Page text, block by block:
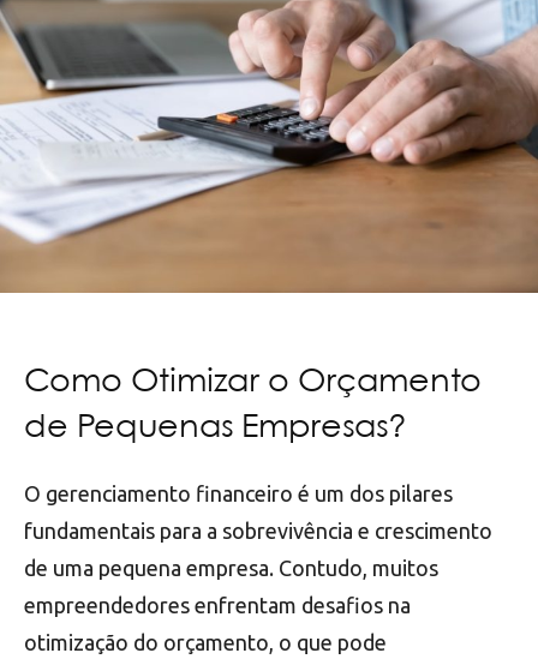
Como Otimizar o Orçamento
de Pequenas Empresas?
O gerenciamento financeiro é um dos pilares
fundamentais para a sobrevivência e crescimento
de uma pequena empresa. Contudo, muitos
empreendedores enfrentam desafios na
otimização do orçamento, o que pode